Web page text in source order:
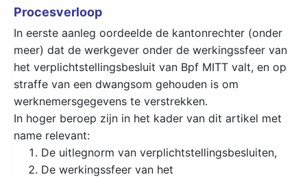
Procesverloop
In eerste aanleg oordeelde de kantonrechter (onder
meer) dat de werkgever onder de werkingssfeer van
het verplichtstellingsbesluit van Bpf MITT valt, en op
straffe van een dwangsom gehouden is om
werknemersgegevens te verstrekken.
In hoger beroep zijn in het kader van dit artikel met
name relevant:
De uitlegnorm van verplichtstellingsbesluiten,
De werkingssfeer van het